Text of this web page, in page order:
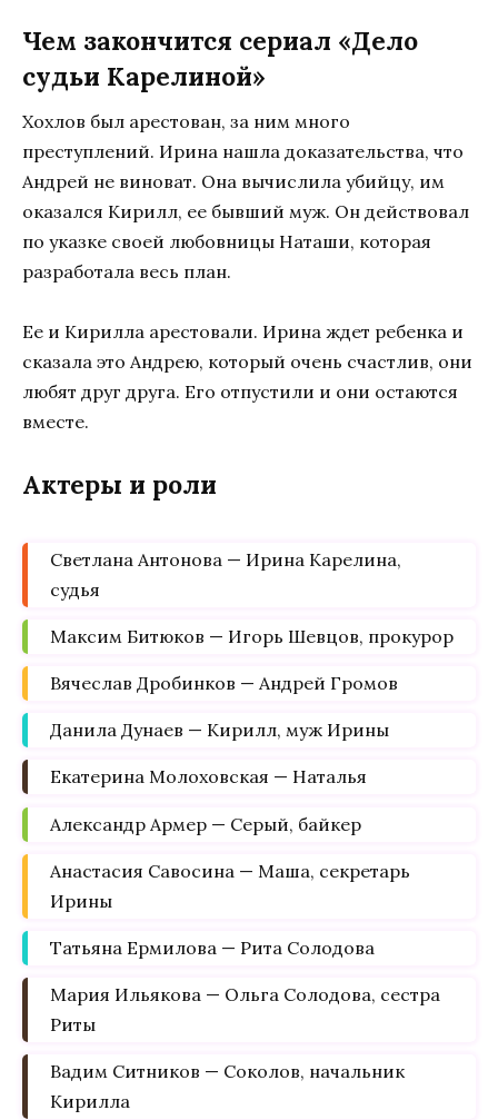
Чем закончится сериал «Дело
судьи Карелиной»
Хохлов был арестован, за ним много
преступлений. Ирина нашла доказательства, что
Андрей не виноват. Она вычислила убийцу, им
оказался Кирилл, ее бывший муж. Он действовал
по указке своей любовницы Наташи, которая
разработала весь план.
Ее и Кирилла арестовали. Ирина ждет ребенка и
сказала это Андрею, который очень счастлив, они
любят друг друга. Его отпустили и они остаются
вместе.
Актеры и роли
Светлана Антонова — Ирина Карелина,
судья
Максим Битюков — Игорь Шевцов, прокурор
Вячеслав Дробинков — Андрей Громов
Данила Дунаев — Кирилл, муж Ирины
Екатерина Молоховская — Наталья
Александр Армер — Серый, байкер
Анастасия Савосина — Маша, секретарь
Ирины
Татьяна Ермилова — Рита Солодова
Мария Ильякова — Ольга Солодова, сестра
Риты
Вадим Ситников — Соколов, начальник
Кирилла